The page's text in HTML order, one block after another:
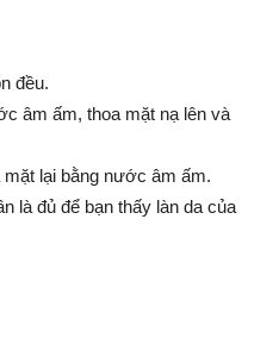
đều.
âm ấm, thoa mặt nạ lên và
lại bằng nước âm ấm.
là đủ để bạn thấy làn da của